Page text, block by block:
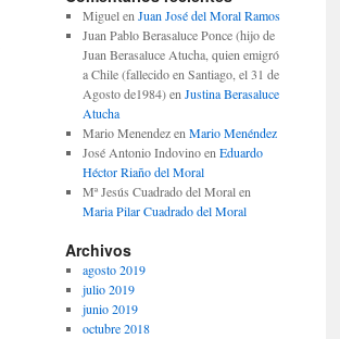
Miguelen Juan José del Moral Ramos
Juan Pablo Berasaluce Ponce (hijo de
Juan Berasaluce Atucha, quien emigró
a Chile (fallecido en Santiago, el 31 de
Agosto de1984)en Justina Berasaluce
Atucha
Mario Menendezen Mario Menéndez
José Antonio Indovinoen Eduardo
Héctor Riaño del Moral
Mª Jesús Cuadrado del Moralen
Maria Pilar Cuadrado del Moral
Archivos
agosto 2019
julio 2019
junio 2019
octubre 2018